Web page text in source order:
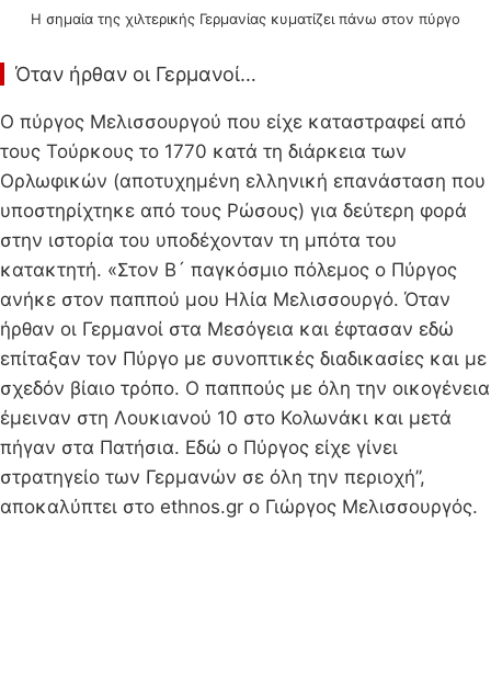
Η σημαία της χιλτερικής Γερμανίας κυματίζει πάνω στον πύργο
Όταν ήρθαν οι Γερμανοί…
Ο πύργος Μελισσουργού που είχε καταστραφεί από
τους Τούρκους το 1770 κατά τη διάρκεια των
Ορλωφικών (αποτυχημένη ελληνική επανάσταση που
υποστηρίχτηκε από τους Ρώσους) για δεύτερη φορά
στην ιστορία του υποδέχονταν τη μπότα του
κατακτητή. «Στον Β´ παγκόσμιο πόλεμος ο Πύργος
ανήκε στον παππού μου Ηλία Μελισσουργό. Όταν
ήρθαν οι Γερμανοί στα Μεσόγεια και έφτασαν εδώ
επίταξαν τον Πύργο με συνοπτικές διαδικασίες και με
σχεδόν βίαιο τρόπο. Ο παππούς με όλη την οικογένεια
έμειναν στη Λουκιανού 10 στο Κολωνάκι και μετά
πήγαν στα Πατήσια. Εδώ ο Πύργος είχε γίνει
στρατηγείο των Γερμανών σε όλη την περιοχή”,
αποκαλύπτει στο ethnos.gr ο Γιώργος Μελισσουργός.